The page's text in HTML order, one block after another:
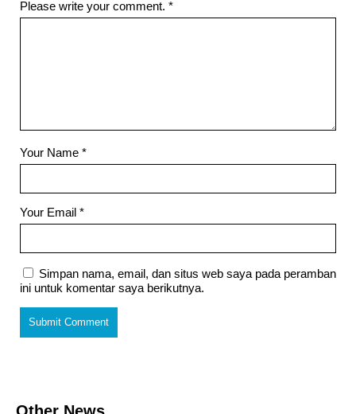
Please write your comment. *
Your Name *
Your Email *
Simpan nama, email, dan situs web saya pada peramban
ini untuk komentar saya berikutnya.